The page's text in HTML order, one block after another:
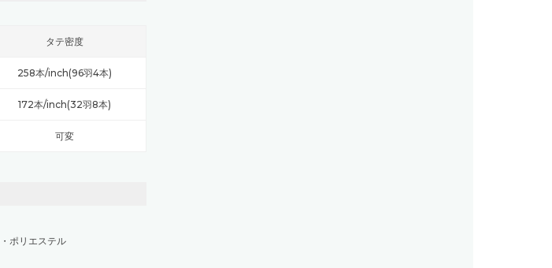
タテ密度
258本/inch(96羽4本)
172本/inch(32羽8本)
可変
・ ポリエステル